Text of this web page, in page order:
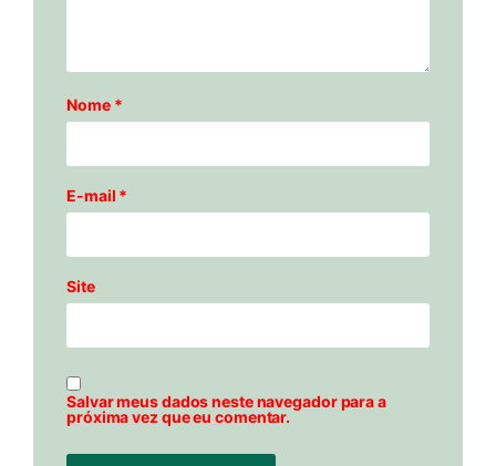
Nome *
E-mail *
Site
Salvar meus dados neste navegador para a
próxima vez que eu comentar.